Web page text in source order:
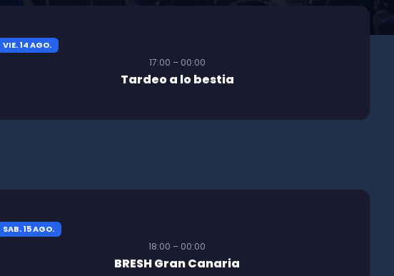
VIE. 14 AGO.
17:00 – 00:00
Tardeo a lo bestia
SAB. 15 AGO.
18:00 – 00:00
BRESH Gran Canaria